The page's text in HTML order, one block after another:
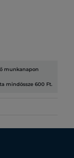
munkanapon
mindössze 600 Ft.